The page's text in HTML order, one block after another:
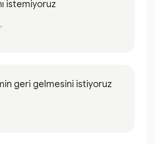
istemiyoruz
geri gelmesini istiyoruz